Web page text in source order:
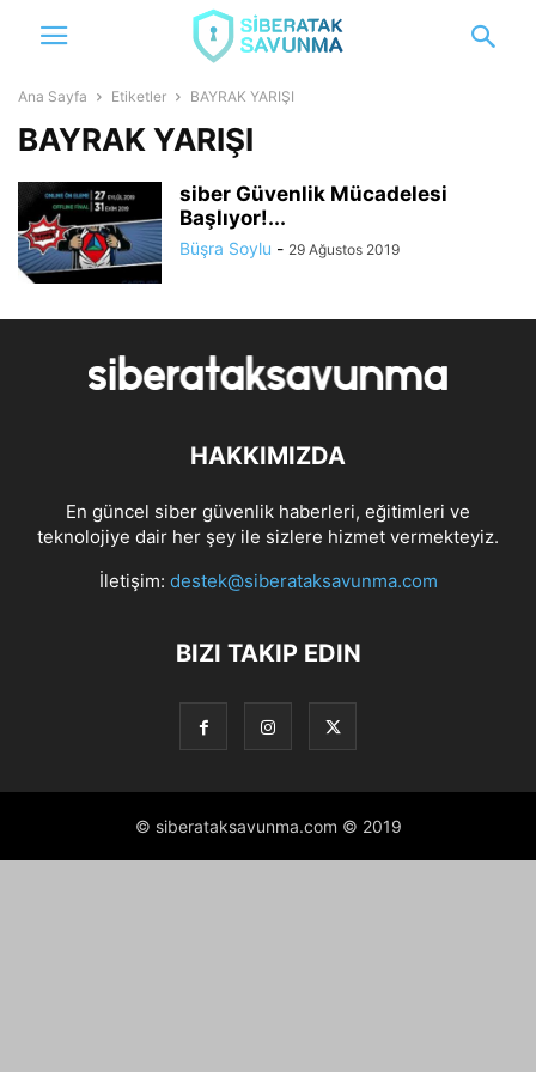
Ana Sayfa Etiketler BAYRAK YARIŞI
BAYRAK YARIŞI
siber Güvenlik Mücadelesi
Başlıyor!...
Büşra Soylu - 29 Ağustos 2019
HAKKIMIZDA
En güncel siber güvenlik haberleri, eğitimleri ve
teknolojiye dair her şey ile sizlere hizmet vermekteyiz.
İletişim: destek@siberataksavunma.com
BIZI TAKIP EDIN
© siberataksavunma.com © 2019